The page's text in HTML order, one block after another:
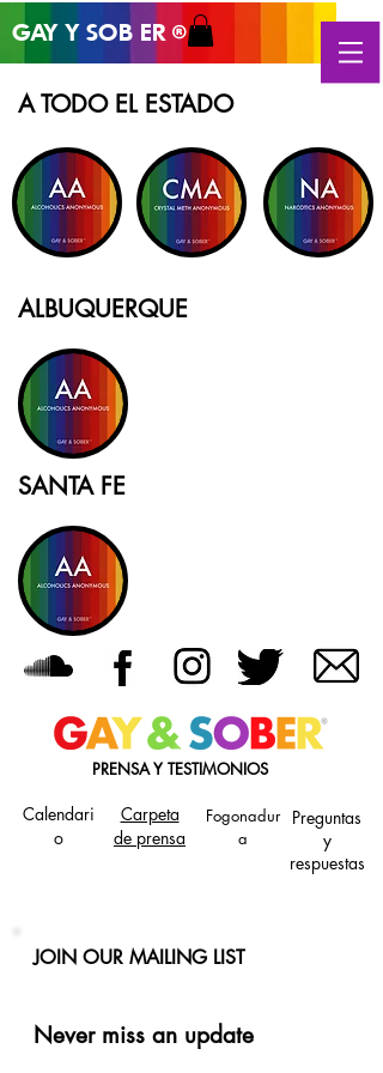
GAY Y SOB ER ®
A TODO EL ESTADO
ALBUQUERQUE
SANTA FE
PRENSA Y TESTIMONIOS
Calendari
o
Carpeta
de prensa
Fogonadur
a
Preguntas
y
respuestas
JOIN OUR MAILING LIST
Never miss an update